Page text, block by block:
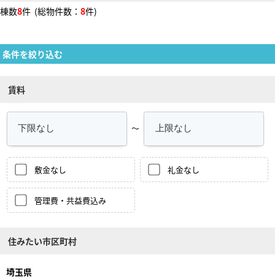
棟数8件 (総物件数： 8件)
条件を絞り込む
賃料
～
敷金なし 礼金なし
管理費・共益費込み
住みたい市区町村
埼玉県